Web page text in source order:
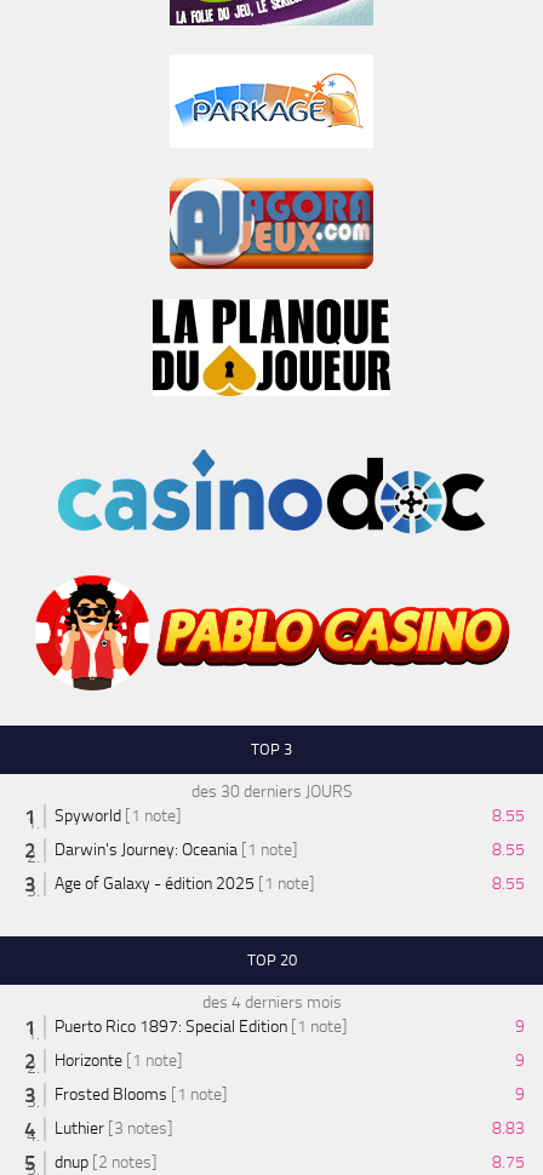
TOP 3
des 30 derniers JOURS
Spyworld [1 note]
8.55
Darwin's Journey: Oceania [1 note]
8.55
Age of Galaxy - édition 2025 [1 note] 8.55
TOP 20
des 4 derniers mois
Puerto Rico 1897: Special Edition [1 note]
9
Horizonte [1 note]
9
Frosted Blooms [1 note]
9
Luthier [3 notes]
8.83
dnup [2 notes]
8.75